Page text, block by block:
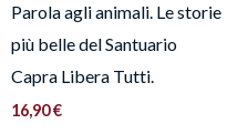
Parola agli animali. Le storie
più belle del Santuario
Capra Libera Tutti.
16,90€